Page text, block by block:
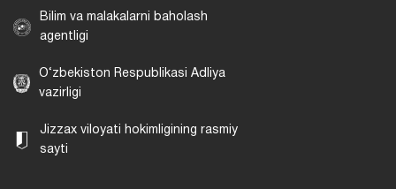
Bilim va malakalarni baholash
agentligi
O‘zbekiston Respublikasi Adliya
vazirligi
Jizzax viloyati hokimligining rasmiy
sayti